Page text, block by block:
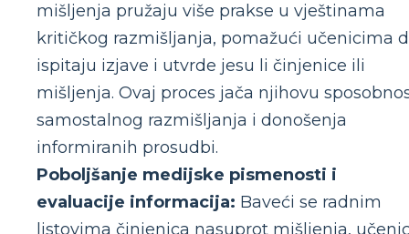
mišljenja pružaju više prakse u vještinama
kritičkog razmišljanja, pomažući učenicima
ispitaju izjave i utvrde jesu li činjenice ili
mišljenja. Ovaj proces jača njihovu
samostalnog razmišljanja i donošenja
informiranih prosudbi.
Poboljšanje medijske pismenosti i
evaluacije informacija: Baveći se radnim
listovima činjenica nasuprot mišljenja,